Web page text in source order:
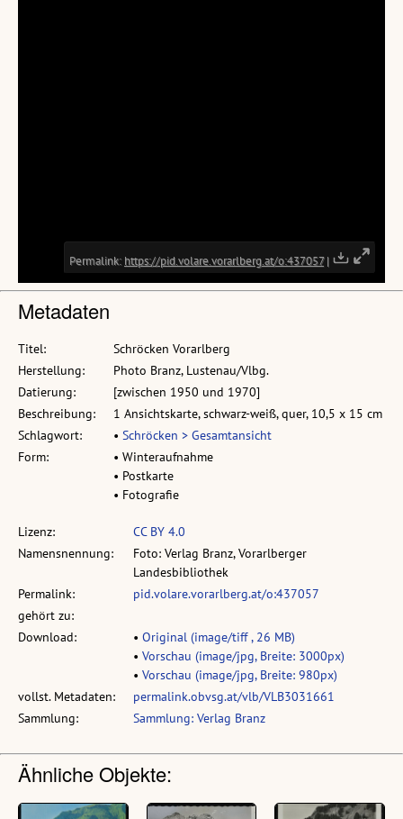
Metadaten
Titel:
Schröcken Vorarlberg
Herstellung:
Photo Branz, Lustenau/Vlbg.
Datierung:
[zwischen 1950 und 1970]
Beschreibung:
1 Ansichtskarte, schwarz-weiß, quer, 10,5 x 15 cm
Schlagwort:
• Schröcken > Gesamtansicht
Form:
• Winteraufnahme
• Postkarte
• Fotografie
Lizenz:
CC BY 4.0
Namensnennung:
Foto: Verlag Branz, Vorarlberger
Landesbibliothek
Permalink:
pid.volare.vorarlberg.at/o:437057
gehört zu:
Download:
• Original (image/tiff , 26 MB)
• Vorschau (image/jpg, Breite: 3000px)
• Vorschau (image/jpg, Breite: 980px)
vollst. Metadaten:
permalink.obvsg.at/vlb/VLB3031661
Sammlung:
Sammlung: Verlag Branz
Ähnliche Objekte: